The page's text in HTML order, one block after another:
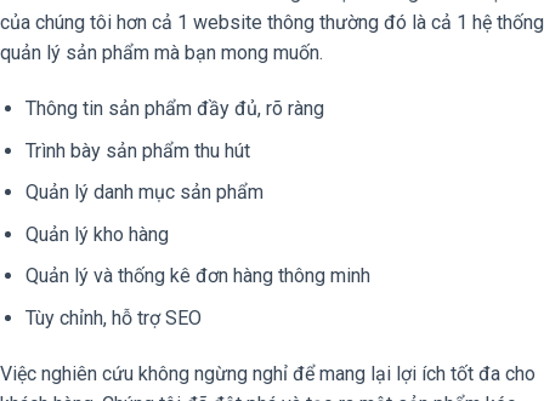
của chúng tôi hơn cả 1 website thông thường đó là cả 1 hệ thống
quản lý sản phẩm mà bạn mong muốn.
Thông tin sản phẩm đầy đủ, rõ ràng
Trình bày sản phẩm thu hút
Quản lý danh mục sản phẩm
Quản lý kho hàng
Quản lý và thống kê đơn hàng thông minh
Tùy chỉnh, hỗ trợ SEO
Việc nghiên cứu không ngừng nghỉ để mang lại lợi ích tốt đa cho